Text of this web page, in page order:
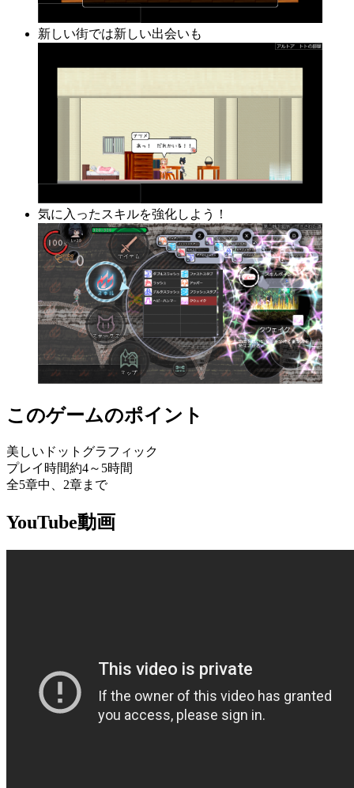
新しい街では新しい出会いも
気に入ったスキルを強化しよう！
このゲームのポイント
美しいドットグラフィック
プレイ時間約4～5時間
全5章中、2章まで
YouTube動画